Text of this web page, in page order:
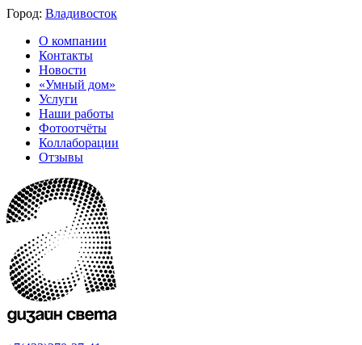
Город: Владивосток
О компании
Контакты
Новости
«Умный дом»
Услуги
Наши работы
Фотоотчёты
Коллаборации
Отзывы